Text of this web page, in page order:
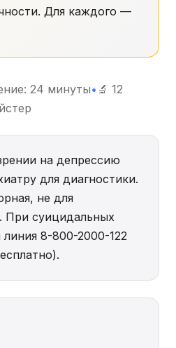
Для каждого —
24 минуты• 🔬 12
на депрессию
для диагностики.
не для
При суицидальных
8-800-2000-122